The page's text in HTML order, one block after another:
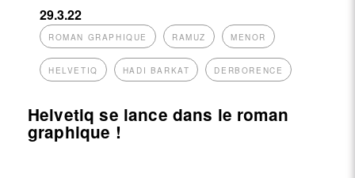
29.3.22
ROMAN GRAPHIQUE RAMUZ MENOR
HELVETIQ HADI BARKAT DERBORENCE
Helvetiq se lance dans le roman
graphique !